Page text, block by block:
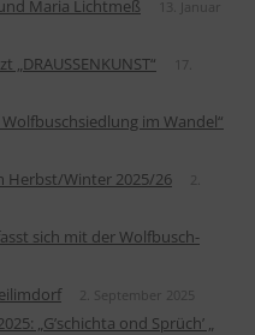
Maria Lichtmeß
13. Januar
im Wandel“
Herbst/Winter 2025/26
2.
sich mit der Wolfbusch-
2. September 2025
„G’schichta ond Sprüch’ „